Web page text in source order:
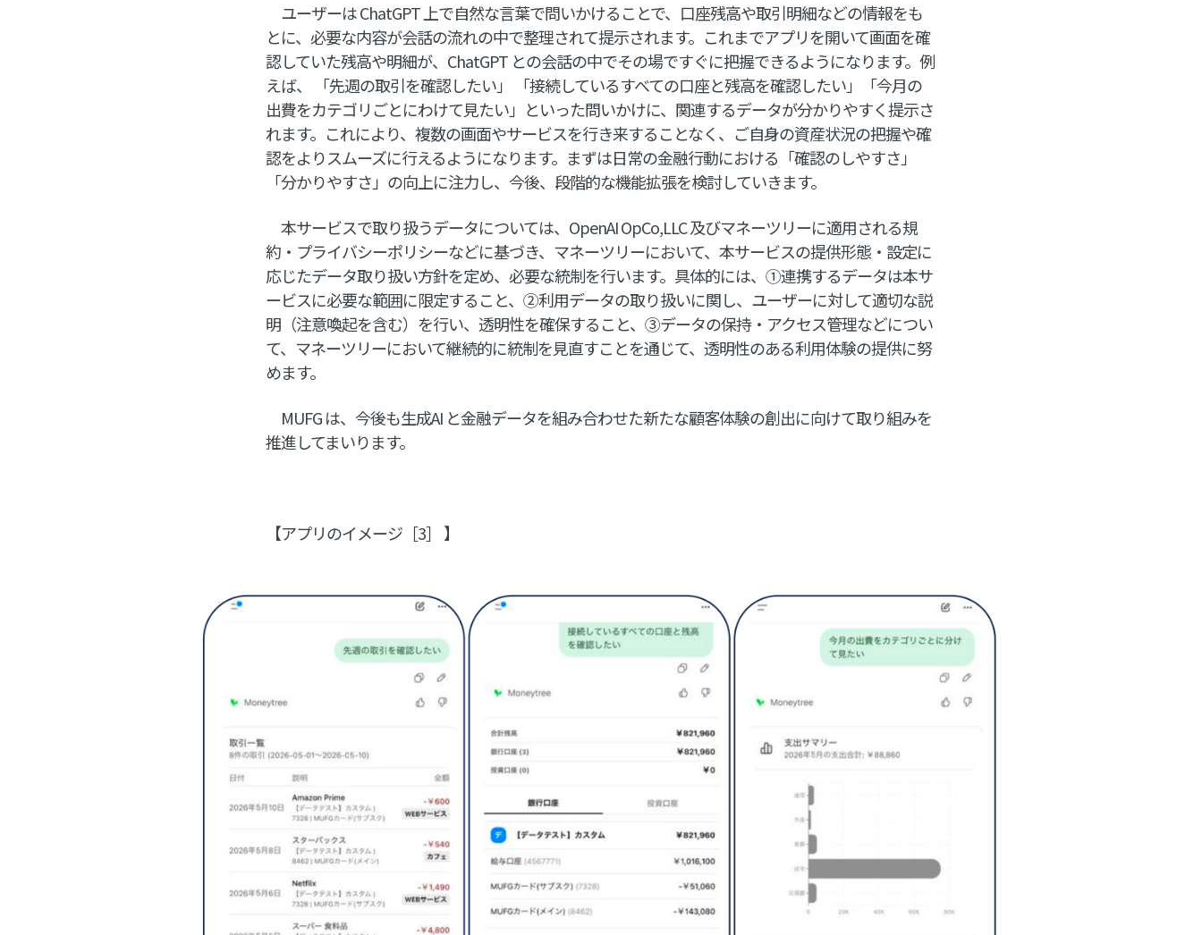
ユーザーは ChatGPT 上で自然な言葉で問いかけることで、口座残高や取引明細などの情報をも
とに、必要な内容が会話の流れの中で整理されて提示されます。これまでアプリを開いて画面を確
認していた残高や明細が、ChatGPT との会話の中でその場ですぐに把握できるようになります。例
えば、 「先週の取引を確認したい」 「接続しているすべての口座と残高を確認したい」「今月の
出費をカテゴリごとにわけて見たい」といった問いかけに、関連するデータが分かりやすく提示さ
れます。これにより、複数の画面やサービスを行き来することなく、ご自身の資産状況の把握や確
認をよりスムーズに行えるようになります。まずは日常の金融行動における「確認のしやすさ」
「分かりやすさ」の向上に注力し、今後、段階的な機能拡張を検討していきます。
本サービスで取り扱うデータについては、OpenAI OpCo,LLC 及びマネーツリーに適用される規
約・プライバシーポリシーなどに基づき、マネーツリーにおいて、本サービスの提供形態・設定に
応じたデータ取り扱い方針を定め、必要な統制を行います。具体的には、①連携するデータは本サ
ービスに必要な範囲に限定すること、②利用データの取り扱いに関し、ユーザーに対して適切な説
明（注意喚起を含む）を行い、透明性を確保すること、③データの保持・アクセス管理などについ
て、マネーツリーにおいて継続的に統制を見直すことを通じて、透明性のある利用体験の提供に努
めます。
MUFG は、今後も生成AI と金融データを組み合わせた新たな顧客体験の創出に向けて取り組みを
推進してまいります。
【アプリのイメージ［3］ 】